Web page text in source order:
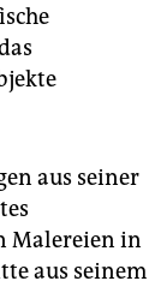
aus seiner
Malereien in
aus seinem